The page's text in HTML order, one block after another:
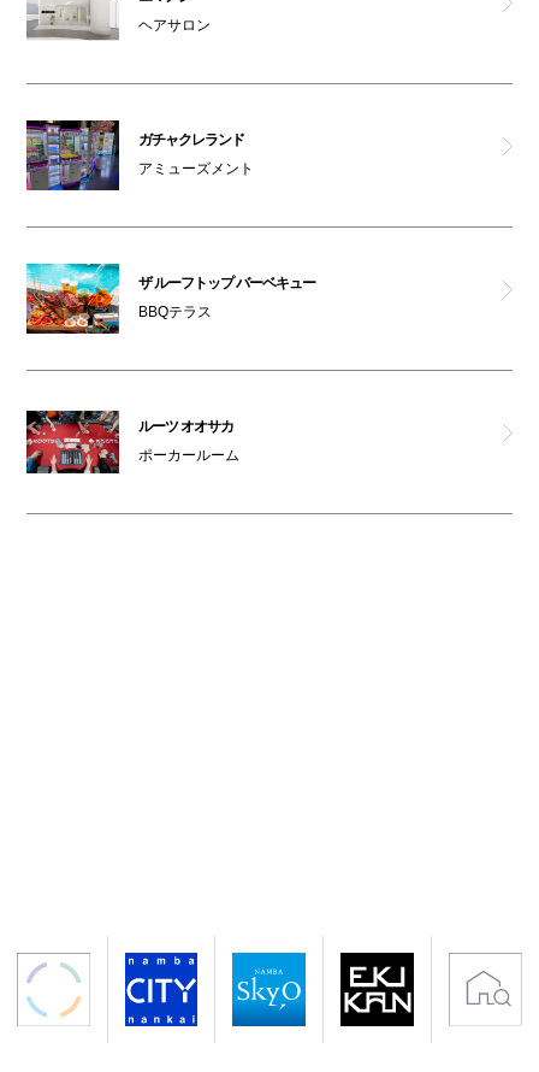
ペットはキャリーバッグに入れてご入館ください
ヘアサロン
ガチャクレランド
アミューズメント
ザ ルーフトップ バーベキュー
BBQテラス
ルーツ オオサカ
ポーカールーム